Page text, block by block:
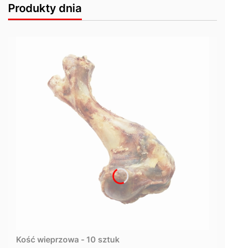
Produkty dnia
Kość wieprzowa - 10 sztuk